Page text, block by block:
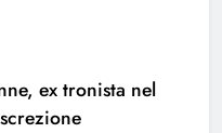
ex tronista nel